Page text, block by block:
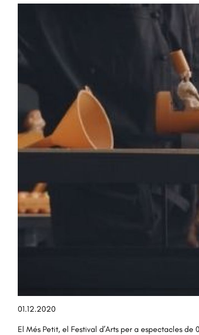
01.12.2020
El Més Petit, el Festival d’Arts per a espectacles